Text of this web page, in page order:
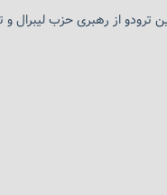
ترودو از رهبری حزب لیبرال و